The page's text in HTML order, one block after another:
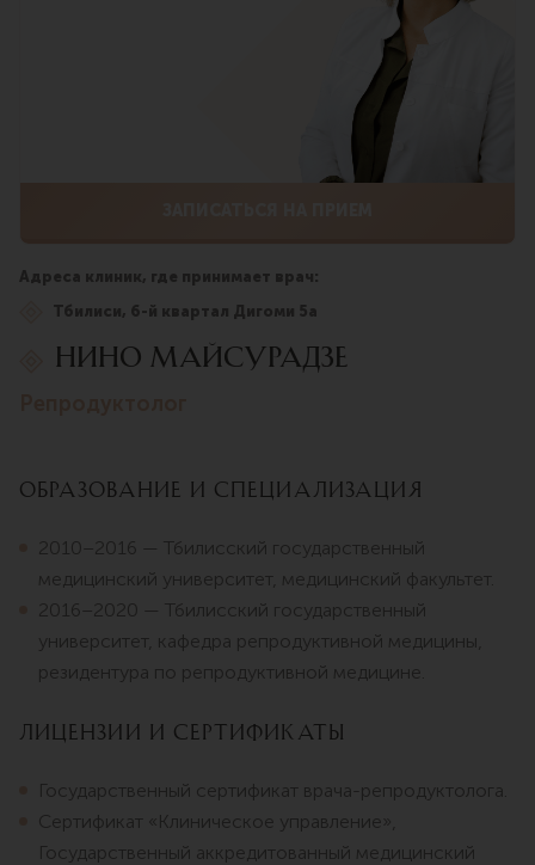
Адреса клиник, где принимает врач:
Тбилиси, 6-й квартал Дигоми 5а
Нино Майсурадзе
Образование и специализация
2010–2016 — Тбилисский государственный
медицинский университет, медицинский факультет.
2016–2020 — Тбилисский государственный
университет, кафедра репродуктивной медицины,
резидентура по репродуктивной медицине.
Лицензии и сертификаты
Государственный сертификат врача-репродуктолога.
Сертификат «Клиническое управление»,
Государственный аккредитованный медицинский